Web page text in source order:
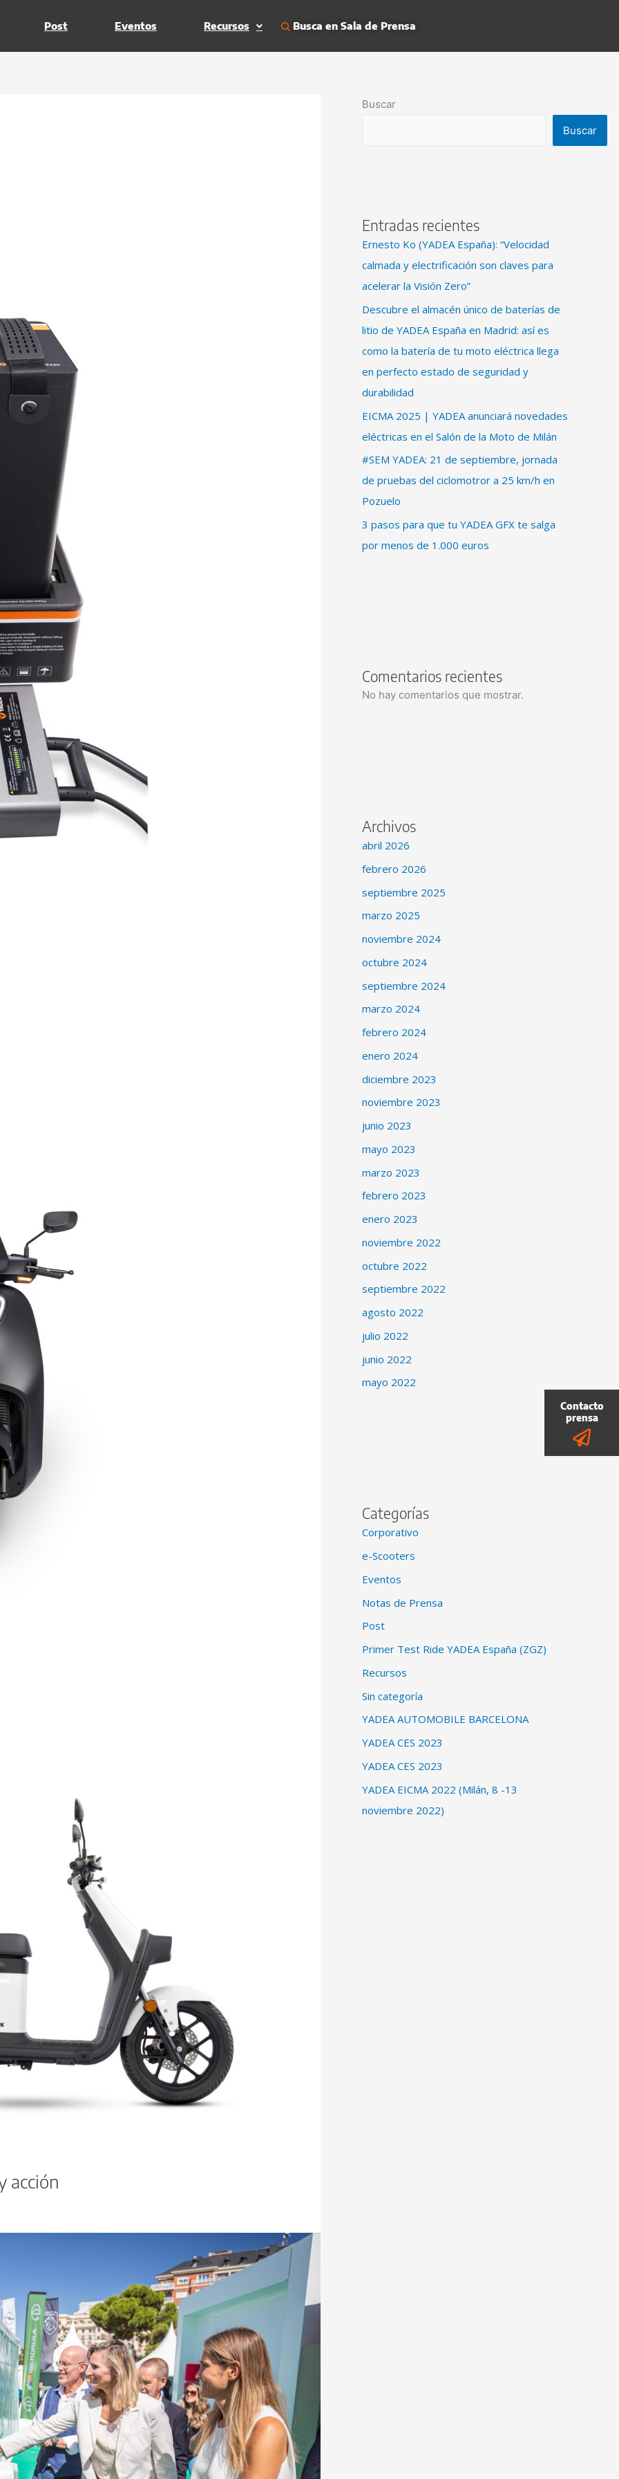
Post Eventos Recursos Busca en Sala de Prensa
acción
Buscar
Buscar
Entradas recientes
Ernesto Ko (YADEA España): “Velocidad
calmada y electrificación son claves para
acelerar la Visión Zero”
Descubre el almacén único de baterías de
litio de YADEA España en Madrid: así es
como la batería de tu moto eléctrica llega
en perfecto estado de seguridad y
durabilidad
EICMA 2025 | YADEA anunciará novedades
eléctricas en el Salón de la Moto de Milán
#SEM YADEA: 21 de septiembre, jornada
de pruebas del ciclomotror a 25 km/h en
Pozuelo
3 pasos para que tu YADEA GFX te salga
por menos de 1.000 euros
Comentarios recientes
No hay comentarios que mostrar.
Archivos
abril 2026
febrero 2026
septiembre 2025
marzo 2025
noviembre 2024
octubre 2024
septiembre 2024
marzo 2024
febrero 2024
enero 2024
diciembre 2023
noviembre 2023
junio 2023
mayo 2023
marzo 2023
febrero 2023
enero 2023
noviembre 2022
octubre 2022
septiembre 2022
agosto 2022
julio 2022
junio 2022
mayo 2022
Categorías
Corporativo
e-Scooters
Eventos
Notas de Prensa
Post
Primer Test Ride YADEA España (ZGZ)
Recursos
Sin categoría
YADEA AUTOMOBILE BARCELONA
YADEA CES 2023
YADEA CES 2023
YADEA EICMA 2022 (Milán, 8 -13
noviembre 2022)